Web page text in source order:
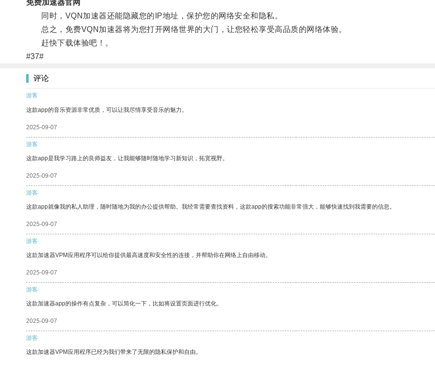
免费加速器官网
同时，VQN加速器还能隐藏您的IP地址，保护您的网络安全和隐私。
总之，免费VQN加速器将为您打开网络世界的大门，让您轻松享受高品质的网络体验。
赶快下载体验吧！。
#37#
评论
游客
这款app的音乐资源非常优质，可以让我尽情享受音乐的魅力。
2025-09-07
游客
这款app是我学习路上的良师益友，让我能够随时随地学习新知识，拓宽视野。
2025-09-07
游客
这款app就像我的私人助理，随时随地为我的办公提供帮助。我经常需要查找资料，这款app的搜索功能非常强大，能够快速找到我需要的信息。
2025-09-07
游客
这款加速器VPM应用程序可以给你提供最高速度和安全性的连接，并帮助你在网络上自由移动。
2025-09-07
游客
这款加速器app的操作有点复杂，可以简化一下，比如将设置页面进行优化。
2025-09-07
游客
这款加速器VPM应用程序已经为我们带来了无限的隐私保护和自由。